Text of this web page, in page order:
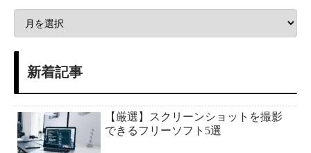
新着記事
【厳選】スクリーンショットを撮影
できるフリーソフト5選